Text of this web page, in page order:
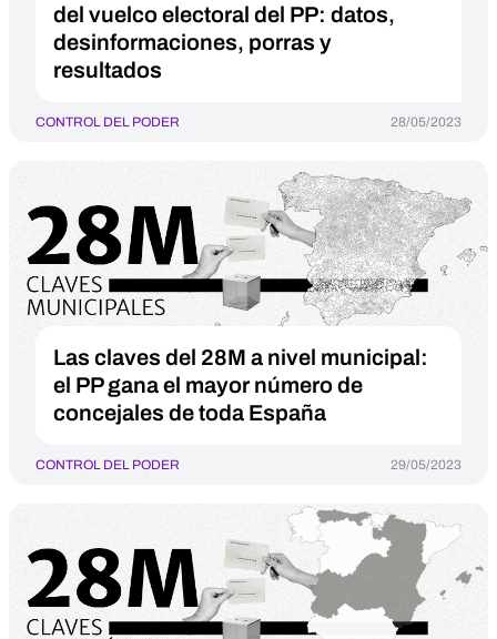
del vuelco electoral del PP: datos,
desinformaciones, porras y
resultados
CONTROL DEL PODER 28/05/2023
Las claves del 28M a nivel municipal:
el PP gana el mayor número de
concejales de toda España
CONTROL DEL PODER 29/05/2023